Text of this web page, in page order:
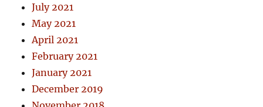
July 2021
May 2021
April 2021
February 2021
January 2021
December 2019